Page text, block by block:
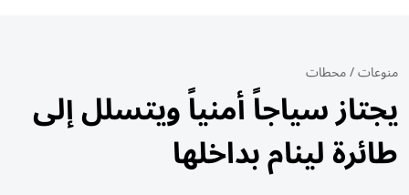
منوعات/محطات
يجتاز سياجاً أمنياً ويتسلل إلى
طائرة لينام بداخلها